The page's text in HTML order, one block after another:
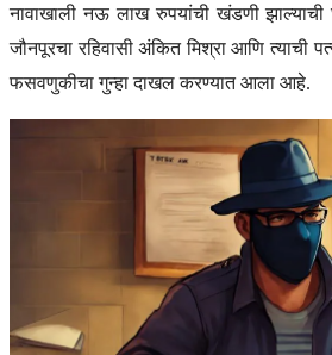
नावाखाली नऊ लाख रुपयांची खंडणी
जौनपूरचा रहिवासी अंकित मिश्रा आणि त्याची
फसवणुकीचा गुन्हा दाखल करण्यात आला आहे.